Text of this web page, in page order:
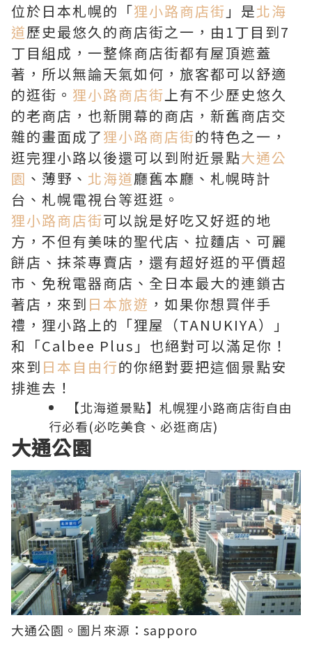
位於日本札幌的「狸小路商店街 」是北海
道歷史最悠久的商店街之一，由1丁目到7
丁目組成，一整條商店街都有屋頂遮蓋
著，所以無論天氣如何，旅客都可以舒適
的逛街。 狸小路商店街上有不少歷史悠久
的老商店，也新開幕的商店，新舊商店交
雜的畫面成了狸小路商店街的特色之一，
逛完狸小路以後還可以到附近景點大通公
園 、薄野、 北海道廳舊本廳、札幌時計
台、札幌電視台等逛逛。
狸小路商店街可以說是好吃又好逛的地
方，不但有美味的聖代店、拉麵店、可麗
餅店、抹茶專賣店，還有超好逛的平價超
市、免稅電器商店、全日本最大的連鎖古
著店，來到 日本旅遊 ，如果你想買伴手
禮，狸小路上的「狸屋（TANUKIYA）」
和「Calbee Plus」也絕對可以滿足你！
來到 日本自由行的你絕對要把這個景點安
排進去！
【北海道景點】札幌狸小路商店街自由
行必看(必吃美食、必逛商店)
大通公園
大通公園 。圖片來源： sapporo